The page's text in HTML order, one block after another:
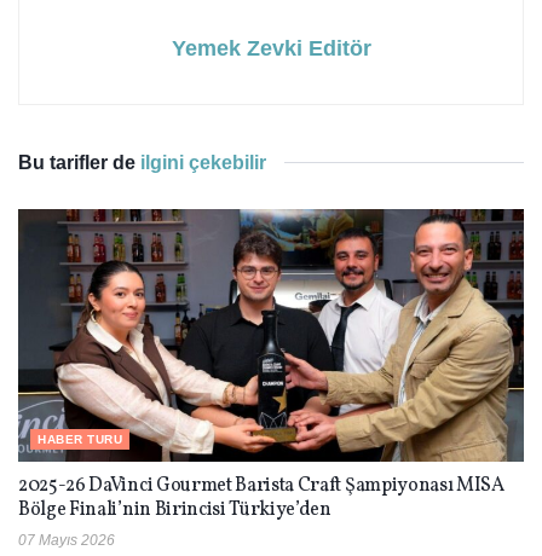
Yemek Zevki Editör
Bu tarifler de ilgini çekebilir
HABER TURU
2025-26 DaVinci Gourmet Barista Craft Şampiyonası MISA
Bölge Finali’nin Birincisi Türkiye’den
07 Mayıs 2026